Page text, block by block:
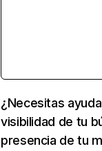
¿Necesitas
visibilidad de tu
presencia de tu